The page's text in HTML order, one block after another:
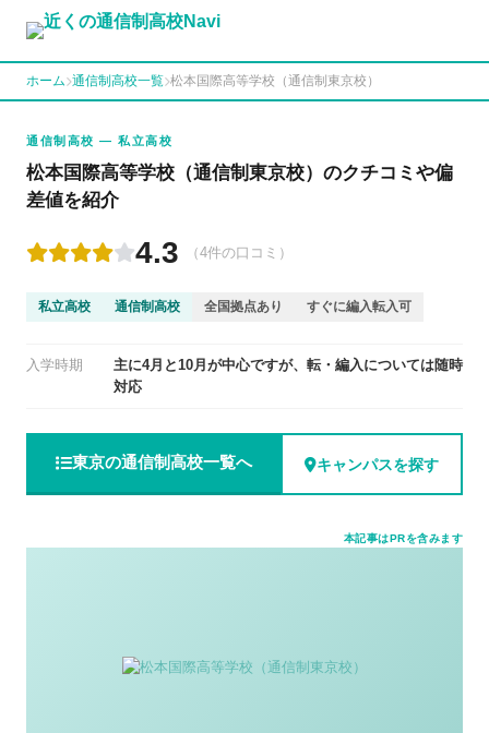
ホーム 通信制高校一覧 松本国際高等学校（通信制東京校）
通信制高校 — 私立高校
松本国際高等学校（通信制東京校）のクチコミや偏
差値を紹介
4.3 （4件の口コミ）
私立高校 通信制高校 全国拠点あり すぐに編入転入可
入学時期
主に4月と10月が中心ですが、転・編入については随時
対応
東京の通信制高校一覧へ キャンパスを探す
本記事はPRを含みます